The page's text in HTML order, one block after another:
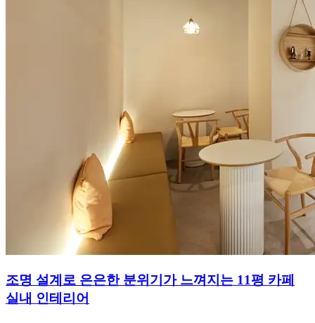
조명 설계로 은은한 분위기가 느껴지는 11평 카페
실내 인테리어